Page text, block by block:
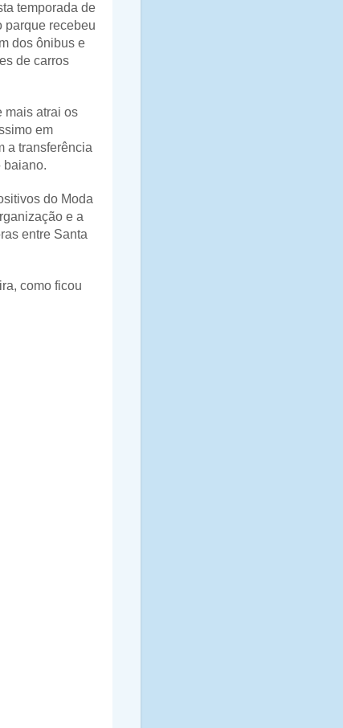
temporada de
parque recebeu
dos ônibus e
de carros
mais atrai os
em
a transferência
baiano.
do Moda
e a
entre Santa
como ficou